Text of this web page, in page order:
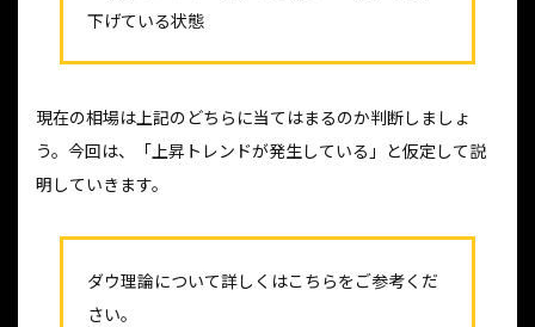
下げている状態
現在の相場は上記のどちらに当てはまるのか判断しましょ
う。今回は、「上昇トレンドが発生している」と仮定して説
明していきます。
ダウ理論について詳しくはこちらをご参考くだ
さい。